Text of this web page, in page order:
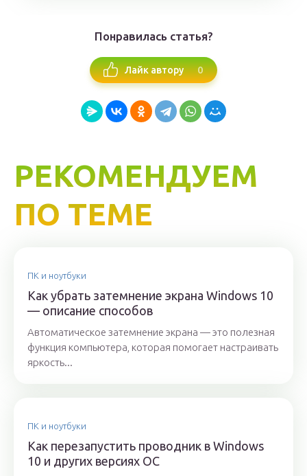
Понравилась статья?
Лайк автору 0
РЕКОМЕНДУЕМ
ПО ТЕМЕ
ПК и ноутбуки
Как убрать затемнение экрана Windows 10
— описание способов
Автоматическое затемнение экрана — это полезная
функция компьютера, которая помогает настраивать
яркость...
ПК и ноутбуки
Как перезапустить проводник в Windows
10 и других версиях ОС